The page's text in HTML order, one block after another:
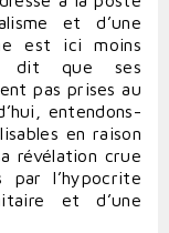
et d’une
est ici moins
dit que ses
pas prises au
entendons-
en raison
révélation crue
par l’hypocrite
et d’une